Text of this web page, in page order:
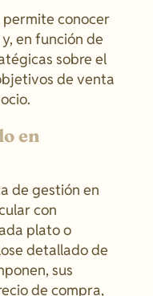
permite conocer
en función de
sobre el
de venta
en
de gestión en
con
plato o
detallado de
sus
de compra,